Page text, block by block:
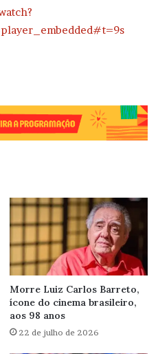
Morre Luiz Carlos Barreto,
ícone do cinema brasileiro,
aos 98 anos
22 de julho de 2026